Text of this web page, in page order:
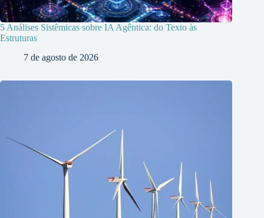
5 Análises Sistêmicas sobre IA Agêntica: do Texto às
Estruturas
7 de agosto de 2026